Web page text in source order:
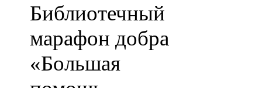
Библиотечный
марафон добра
«Большая